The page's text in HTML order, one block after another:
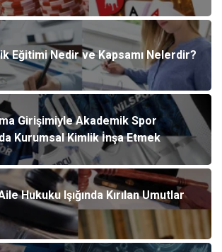
Eğitimi Nedir ve Kapsamı Nelerdir?
Girişimiyle Akademik Spor
Kurumsal Kimlik İnşa Etmek
Hukuku Işığında Kırılan Umutlar